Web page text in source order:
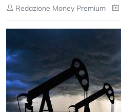
Redazione Money Premium